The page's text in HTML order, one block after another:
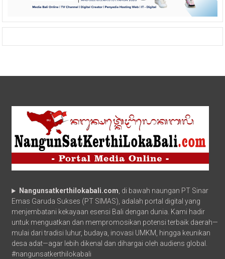
Nangunsatkerthilokabali.com, di bawah naungan PT Sinar
Emas Garuda Sukses (PT SIMAS), adalah portal digital yang
menjembatani kekayaan esensi Bali dengan dunia. Kami hadir
untuk menguatkan dan mempromosikan potensi terbaik daerah—
mulai dari tradisi luhur, budaya, inovasi UMKM, hingga keunikan
desa adat—agar lebih dikenal dan dihargai oleh audiens global.
#nangunsatkerthilokabali